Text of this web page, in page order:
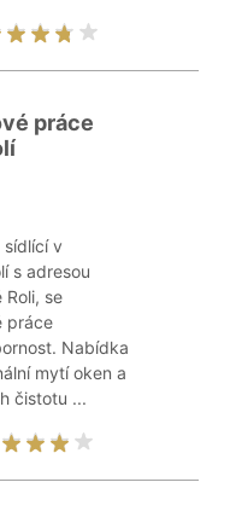
práce
sídlící v
s adresou
se
práce
Nabídka
mytí oken a
čistotu ...